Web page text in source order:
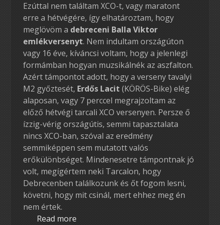
Ezúttal nem találtam XCO-t, vagy maratont
erre a hétvégére, így elhatároztam, hogy
meglövöm a debreceni Balla Viktor
emlékversenyt. Nem indultam országúton
vagy 16 éve, kíváncsi voltam, hogy a jelenlegi
formámban hogyan muzsikálnék az aszfalton.
Azért támpontot adott, hogy a verseny tavalyi
M2 győztesét, Erdős Lacit (KÖRÖS-Bike) elég
alaposan, vagy 7 perccel megrajzoltam az
előző hétvégi tarcali XCO versenyen. Persze ő
ízzig-vérig országútis, semmi tapasztalata
nincs XCO-ban, szóval az eredmény
semmiképpen sem mutatott valós
erőkülönbséget. Mindenesetre támpontnak jó
volt, megígértem neki Tarcalon, hogy
Debrecenben találkozunk és őt fogom lesni,
követni, hogy mit csinál, mert ehhez meg én
nem értek.
Read more